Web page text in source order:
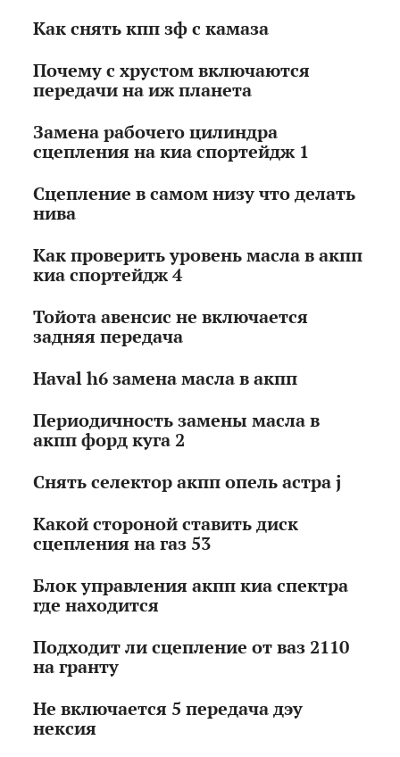
Как снять кпп зф с камаза
Почему с хрустом включаются
передачи на иж планета
Замена рабочего цилиндра
сцепления на киа спортейдж 1
Сцепление в самом низу что делать
нива
Как проверить уровень масла в акпп
киа спортейдж 4
Тойота авенсис не включается
задняя передача
Haval h6 замена масла в акпп
Периодичность замены масла в
акпп форд куга 2
Снять селектор акпп опель астра j
Какой стороной ставить диск
сцепления на газ 53
Блок управления акпп киа спектра
где находится
Подходит ли сцепление от ваз 2110
на гранту
Не включается 5 передача дэу
нексия